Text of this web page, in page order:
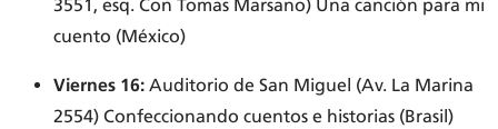
3551, esq. Con Tomas Marsano) Una canción para mi
cuento (México)
Viernes 16: Auditorio de San Miguel (Av. La Marina
2554) Confeccionando cuentos e historias (Brasil)